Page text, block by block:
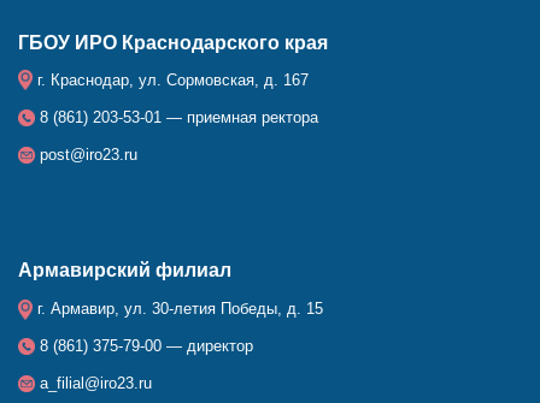
ГБОУ ИРО Краснодарского края
г. Краснодар, ул. Сормовская, д. 167
8 (861) 203-53-01 — приемная ректора
post@iro23.ru
Армавирский филиал
г. Армавир, ул. 30-летия Победы, д. 15
8 (861) 375-79-00 — директор
a_filial@iro23.ru